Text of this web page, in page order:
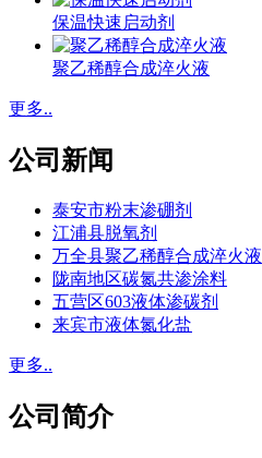
保温快速启动剂
聚乙稀醇合成淬火液
更多..
公司新闻
泰安市粉末渗硼剂
江浦县脱氧剂
万全县聚乙稀醇合成淬火液
陇南地区碳氮共渗涂料
五营区603液体渗碳剂
来宾市液体氮化盐
更多..
公司简介